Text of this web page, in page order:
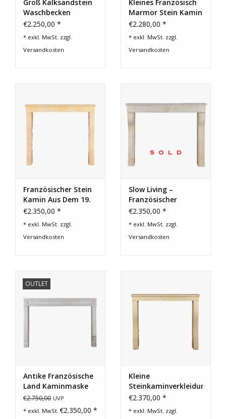
Groß Kalksandstein
Waschbecken
€2.250,00 *
* exkl. MwSt. zzgl.
Versandkosten
Kleines Französisch
Marmor Stein Kamin
Verkleidung
€2.280,00 *
* exkl. MwSt. zzgl.
Versandkosten
Französischer Stein
Kamin Aus Dem 19.
Jahrhundert
€2.350,00 *
* exkl. MwSt. zzgl.
Versandkosten
Slow Living –
Französischer
Kalksteinkamin
€2.350,00 *
* exkl. MwSt. zzgl.
Versandkosten
OUTLET
Antike Französische
Land Kaminmaske
für einem Kleines
€2.750,00 UVP
€2.350,00 *
* exkl. MwSt.
Kleine
Steinkaminverkleidung
Aus Frankreich
€2.370,00 *
* exkl. MwSt. zzgl.